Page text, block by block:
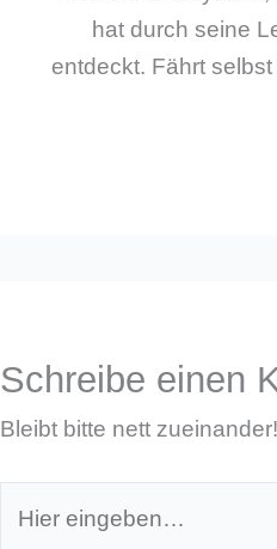
hat durch seine
entdeckt. Fährt
Schreibe einen
Bleibt bitte nett zueinander!
eingeben…